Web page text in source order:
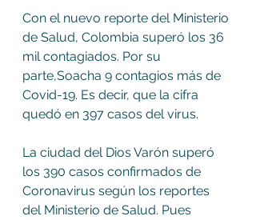
Con el nuevo reporte del Ministerio
de Salud, Colombia superó los 36
mil contagiados. Por su
parte,Soacha 9 contagios más de
Covid-19. Es decir, que la cifra
quedó en 397 casos del virus.
La ciudad del Dios Varón superó
los 390 casos confirmados de
Coronavirus según los reportes
del Ministerio de Salud. Pues